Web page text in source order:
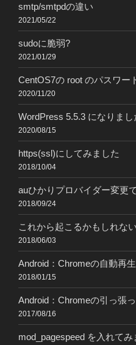
smtp/smtpdの違い
2021/05/22
sudoに脆弱?
2021/01/29
CentOS7の root のパスワー
2020/11/20
WordPress 5.5.3 になりまし
2020/08/15
https(ssl)にしてみました
2018/10/04
auひかりプロバイダー変更
2018/09/24
これから起こるかもしれな
2018/06/03
Android：Chromeの自動再
2018/01/15
Android：Chromeの引っ張
2017/08/16
mod_pagespeed を入れてみ